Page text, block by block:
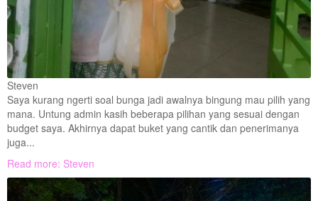
Steven
Saya kurang ngerti soal bunga jadi awalnya bingung mau pilih yang
mana. Untung admin kasih beberapa pilihan yang sesuai dengan
budget saya. Akhirnya dapat buket yang cantik dan penerimanya
juga...
Read more: Steven